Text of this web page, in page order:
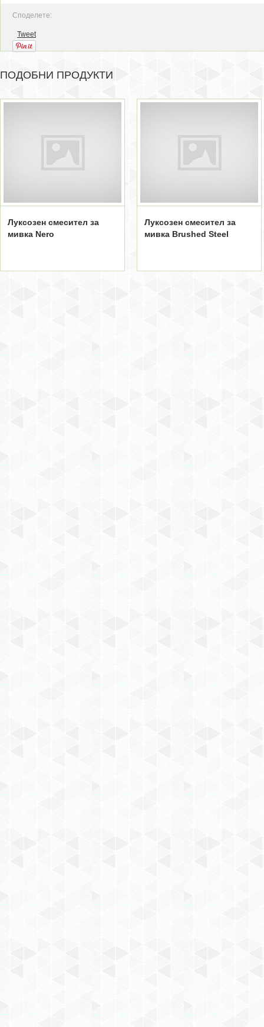
Споделете:
Tweet
ПОДОБНИ ПРОДУКТИ
Луксозен смесител за
мивка Nero
Луксозен смесител за
мивка Brushed Steel